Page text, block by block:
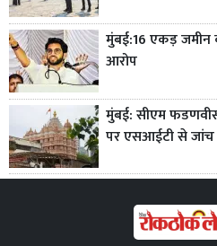
मुंबई:16 एकड़
आरोप
मुंबई: सीएम
पर एसआईटी से जांच